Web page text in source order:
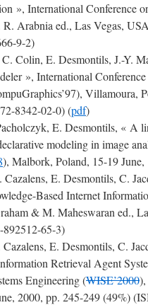
», International Conference
Arabnia ed., Las Vegas,
9-2)
Colin, E. Desmontils, J.-Y.
», International
Villamoura,
8342-02-0) (pdf)
E. Desmontils, « A
modeling in image
), Malbork, Poland, 15-19
E. Desmontils, C.
Based Internet
& M. Maheswaran ed.,
65-3)
E. Desmontils, C.
Retrieval Agent
Engineering (WISE’2000
2000, pp. 245-249 (49%)